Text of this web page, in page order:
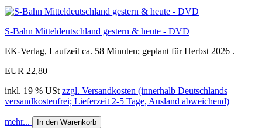
S-Bahn Mitteldeutschland gestern & heute - DVD
EK-Verlag, Laufzeit ca. 58 Minuten; geplant für Herbst 2026 .
EUR 22,80
inkl. 19 % USt zzgl. Versandkosten (innerhalb Deutschlands
versandkostenfrei; Lieferzeit 2-5 Tage, Ausland abweichend)
mehr... In den Warenkorb